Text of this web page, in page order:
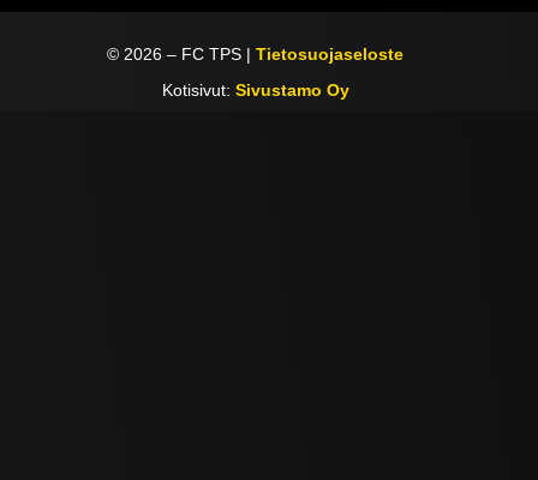
© 2026 – FC TPS |Tietosuojaseloste
Kotisivut: Sivustamo Oy